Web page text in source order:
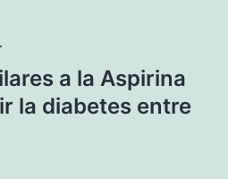
a la Aspirina
la diabetes entre